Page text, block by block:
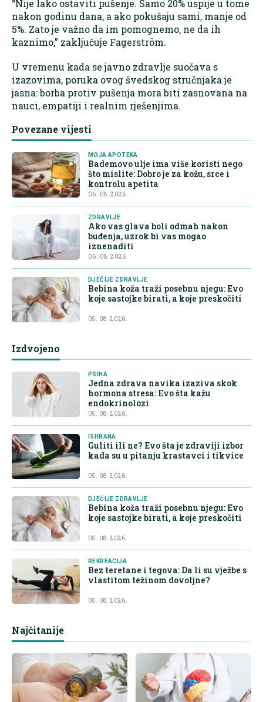
“Nije lako ostaviti pušenje. Samo 20% uspije u tome
nakon godinu dana, a ako pokušaju sami, manje od
5%. Zato je važno da im pomognemo, ne da ih
kaznimo,” zaključuje Fagerström.
U vremenu kada se javno zdravlje suočava s
izazovima, poruka ovog švedskog stručnjaka je
jasna: borba protiv pušenja mora biti zasnovana na
nauci, empatiji i realnim rješenjima.
Povezane vijesti
MOJA APOTEKA
Bademovo ulje ima više koristi nego
što mislite: Dobro je za kožu, srce i
kontrolu apetita
06. 08. 2026.
ZDRAVLJE
Ako vas glava boli odmah nakon
buđenja, uzrok bi vas mogao
iznenaditi
06. 08. 2026.
DJEČIJE ZDRAVLJE
Bebina koža traži posebnu njegu: Evo
koje sastojke birati, a koje preskočiti
05. 08. 2026.
Izdvojeno
PSIHA
Jedna zdrava navika izaziva skok
hormona stresa: Evo šta kažu
endokrinolozi
05. 08. 2026.
ISHRANA
Guliti ili ne? Evo šta je zdraviji izbor
kada su u pitanju krastavci i tikvice
05. 08. 2026.
DJEČIJE ZDRAVLJE
Bebina koža traži posebnu njegu: Evo
koje sastojke birati, a koje preskočiti
05. 08. 2026.
REKREACIJA
Bez teretane i tegova: Da li su vježbe s
vlastitom težinom dovoljne?
05. 08. 2026.
Najčitanije